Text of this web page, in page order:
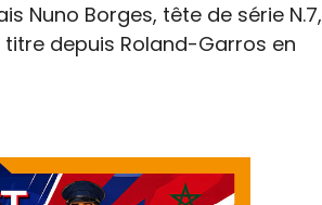
Nuno Borges, tête de série N.7,
depuis Roland-Garros en